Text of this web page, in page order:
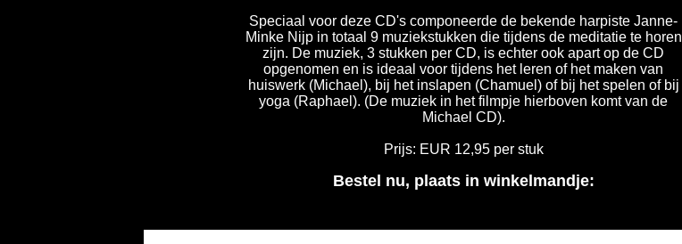
Speciaal voor deze CD's componeerde de bekende harpiste Janne-
Minke Nijp in totaal 9 muziekstukken die tijdens de meditatie te horen
zijn. De muziek, 3 stukken per CD, is echter ook apart op de CD
opgenomen en is ideaal voor tijdens het leren of het maken van
huiswerk (Michael), bij het inslapen (Chamuel) of bij het spelen of bij
yoga (Raphael). (De muziek in het filmpje hierboven komt van de
Michael CD).
Prijs: EUR 12,95 per stuk
Bestel nu, plaats in winkelmandje: